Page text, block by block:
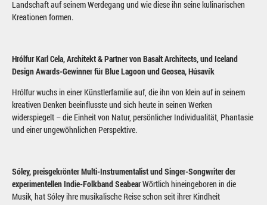
Landschaft auf seinem Werdegang und wie diese ihn seine kulinarischen
Kreationen formen.
Hrólfur Karl Cela, Architekt & Partner von Basalt Architects, und Iceland
Design Awards-Gewinner für Blue Lagoon und Geosea, Húsavík
Hrólfur wuchs in einer Künstlerfamilie auf, die ihn von klein auf in seinem
kreativen Denken beeinflusste und sich heute in seinen Werken
widerspiegelt – die Einheit von Natur, persönlicher Individualität, Phantasie
und einer ungewöhnlichen Perspektive.
Sóley, preisgekrönter Multi-Instrumentalist und Singer-Songwriter der
experimentellen Indie-Folkband SeabearWörtlich hineingeboren in die
Musik, hat Sóley ihre musikalische Reise schon seit ihrer Kindheit